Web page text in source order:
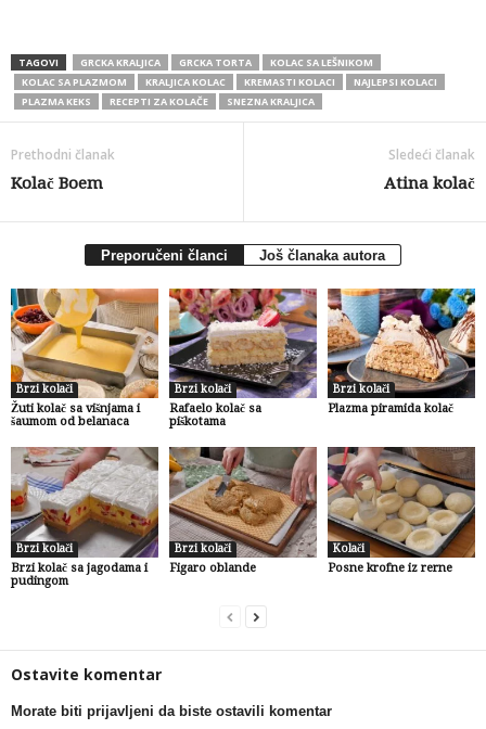
TAGOVI GRCKA KRALJICA GRCKA TORTA
KOLAC SA LEŠNIKOM
KOLAC SA PLAZMOM
KRALJICA KOLAC KREMASTI KOLACI
NAJLEPSI KOLACI
PLAZMA KEKS
RECEPTI ZA KOLAČE SNEZNA KRALJICA
Prethodni članak
Kolač Boem
Sledeći članak
Atina kolač
Preporučeni članci Još članaka autora
Brzi kolači
Žuti kolač sa višnjama i
šaumom od belanaca
Brzi kolači
Rafaelo kolač sa
piškotama
Brzi kolači
Plazma piramida kolač
Brzi kolači
Brzi kolač sa jagodama i
pudingom
Brzi kolači
Figaro oblande
Kolači
Posne krofne iz rerne
Ostavite komentar
Morate biti prijavljeni da biste ostavili komentar